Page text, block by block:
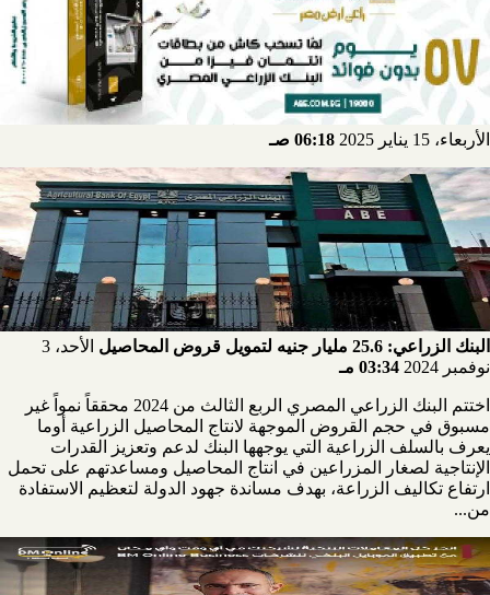
الأربعاء، 15 يناير 2025 06:18 صـ
البنك الزراعي: 25.6 مليار جنيه لتمويل قروض المحاصيل
الأحد، 3
نوفمبر 2024
03:34 مـ
اختتم البنك الزراعي المصري الربع الثالث من 2024 محققاً نمواً غير
مسبوق في حجم القروض الموجهة لانتاج المحاصيل الزراعية أوما
يعرف بالسلف الزراعية التي يوجهها البنك لدعم وتعزيز القدرات
الإنتاجية لصغار المزراعين في انتاج المحاصيل ومساعدتهم على تحمل
ارتفاع تكاليف الزراعة، بهدف مساندة جهود الدولة لتعظيم الاستفادة
من...